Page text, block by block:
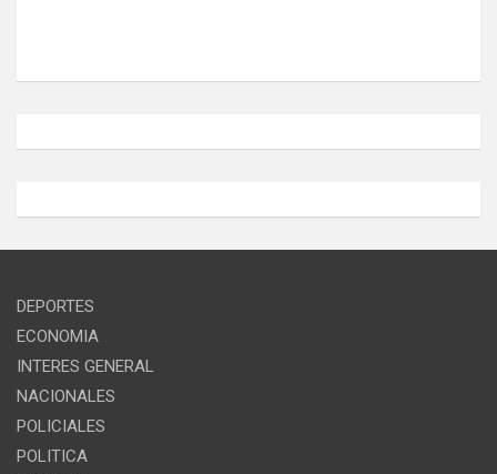
DEPORTES
ECONOMIA
INTERES GENERAL
NACIONALES
POLICIALES
POLITICA